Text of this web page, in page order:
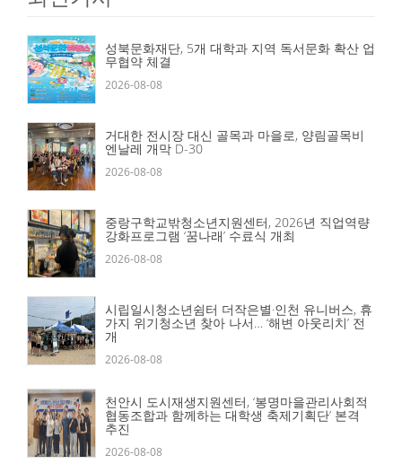
성북문화재단, 5개 대학과 지역 독서문화 확산 업
무협약 체결
2026-08-08
거대한 전시장 대신 골목과 마을로, 양림골목비
엔날레 개막 D-30
2026-08-08
중랑구학교밖청소년지원센터, 2026년 직업역량
강화프로그램 ‘꿈나래’ 수료식 개최
2026-08-08
시립일시청소년쉼터 더작은별·인천 유니버스, 휴
가지 위기청소년 찾아 나서… ‘해변 아웃리치’ 전
개
2026-08-08
천안시 도시재생지원센터, ‘봉명마을관리사회적
협동조합과 함께하는 대학생 축제기획단’ 본격
추진
2026-08-08